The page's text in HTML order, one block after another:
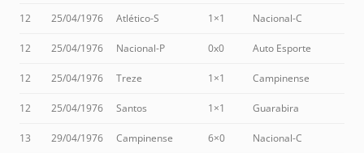
12 25/04/1976 Atlético-S 1×1 Nacional-C
12 25/04/1976 Nacional-P 0x0 Auto Esporte
12 25/04/1976 Treze 1×1 Campinense
12 25/04/1976 Santos 1×1 Guarabira
13 29/04/1976 Campinense 6×0 Nacional-C